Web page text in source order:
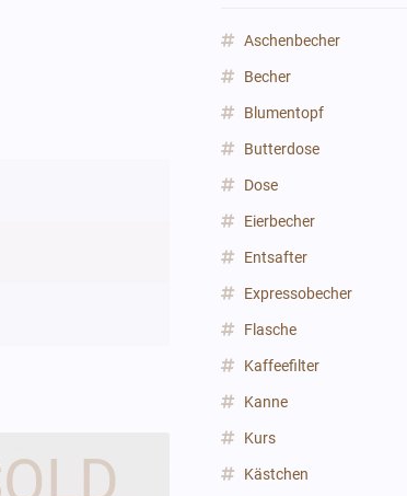
Aschenbecher
Becher
Blumentopf
Butterdose
Dose
Eierbecher
Entsafter
Expressobecher
Flasche
Kaffeefilter
Kanne
Kurs
Kästchen